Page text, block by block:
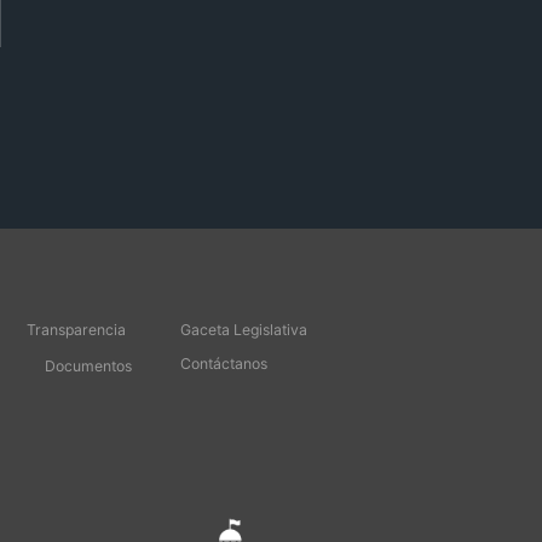
Transparencia
Documentos
Gaceta Legislativa
Contáctanos